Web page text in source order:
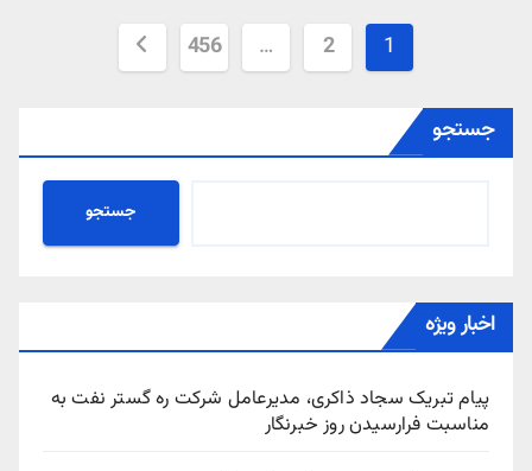
صفحه‌بندی
نوشته‌ها
1
2
…
456
جستجو
جستجو
اخبار ویژه
پیام تبریک سجاد ذاکری، مدیرعامل شرکت ره‌ گستر نفت به
مناسبت فرارسیدن روز خبرنگار